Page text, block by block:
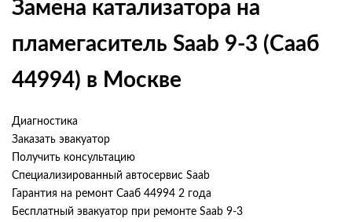
Замена катализатора на
пламегаситель Saab 9-3 (Сааб
44994) в Москве
Диагностика
Заказать эвакуатор
Получить консультацию
Специализированный автосервис Saab
Гарантия на ремонт Сааб 44994 2 года
Бесплатный эвакуатор при ремонте Saab 9-3